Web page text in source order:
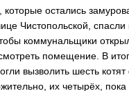
которые остались
Чистопольской,
коммунальщики
помещение. В
вызволить шесть
их четырёх, пока